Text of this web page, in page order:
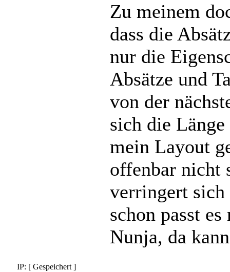
Zu meinem
dass die
nur die
Absätze und
von der
sich die
mein Layout
offenbar nicht
verringert sich
schon passt
Nunja, da
IP: [ Gespeichert ]